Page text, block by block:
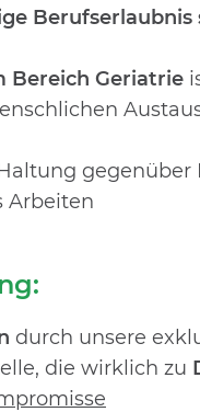
Berufserlaubnis
Bereich Geriatrie
gegenüber
Arbeiten
durch unsere
die wirklich zu